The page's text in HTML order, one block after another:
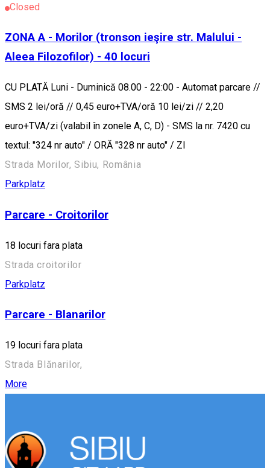
Closed
ZONA A - Morilor (tronson ieşire str. Malului -
Aleea Filozofilor) - 40 locuri
CU PLATĂ Luni - Duminică 08.00 - 22:00 - Automat parcare //
SMS 2 lei/oră // 0,45 euro+TVA/oră 10 lei/zi // 2,20
euro+TVA/zi (valabil în zonele A, C, D) - SMS la nr. 7420 cu
textul: "324 nr auto" / ORĂ "328 nr auto" / ZI
Strada Morilor, Sibiu, România
Parkplatz
Parcare - Croitorilor
18 locuri fara plata
Strada croitorilor
Parkplatz
Parcare - Blanarilor
19 locuri fara plata
Strada Blănarilor,
More